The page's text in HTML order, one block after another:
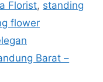
Florist, standing
flower
Barat –